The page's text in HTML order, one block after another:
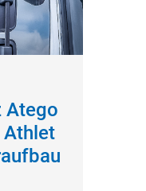
Atego
Athlet